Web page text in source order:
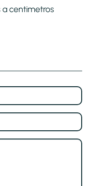
a centimetros